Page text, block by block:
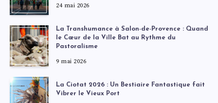
24 mai 2026
La Transhumance à Salon-de-Provence : Quand
le Cœur de la Ville Bat au Rythme du
Pastoralisme
9 mai 2026
La Ciotat 2026 : Un Bestiaire Fantastique fait
Vibrer le Vieux Port